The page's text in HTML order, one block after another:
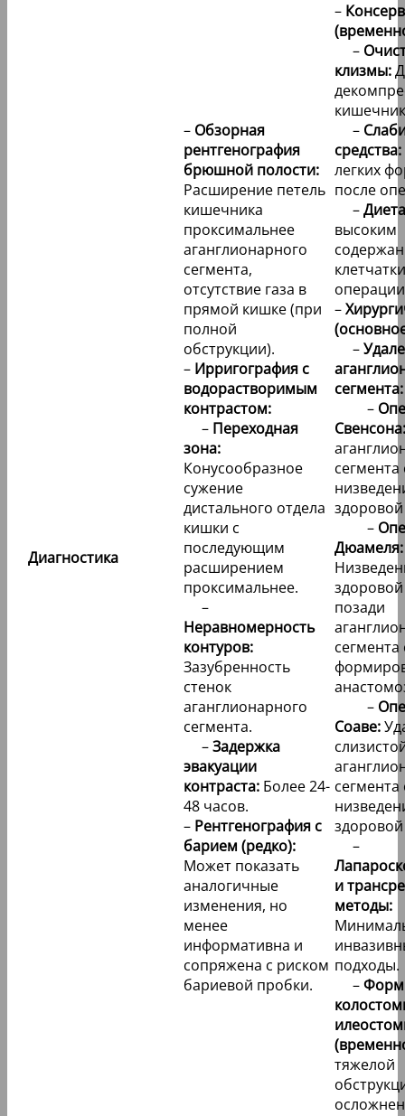
Диагностика
– Обзорная
рентгенография
брюшной полости:
Расширение петель
кишечника
проксимальнее
аганглионарного
сегмента,
отсутствие газа в
прямой кишке (при
полной
обструкции).
– Ирригография с
водорастворимым
контрастом:
– Переходная
зона:
Конусообразное
сужение
дистального отдела
кишки с
последующим
расширением
проксимальнее.
–
Неравномерность
контуров:
Зазубренность
стенок
аганглионарного
сегмента.
–Задержка
эвакуации
контраста: Более 24-
48 часов.
– Рентгенография с
барием (редко):
Может показать
аналогичные
изменения, но
менее
информативна и
сопряжена с риском
бариевой пробки.
–
–
клизмы:
–
средства:
легких
после
–
высоким
–
–
сегмента:
–
Свенсона:
сегмента
–
Дюамеля:
позади
сегмента
–
Соаве:
сегмента
–
и
методы:
подходы.
–
тяжелой